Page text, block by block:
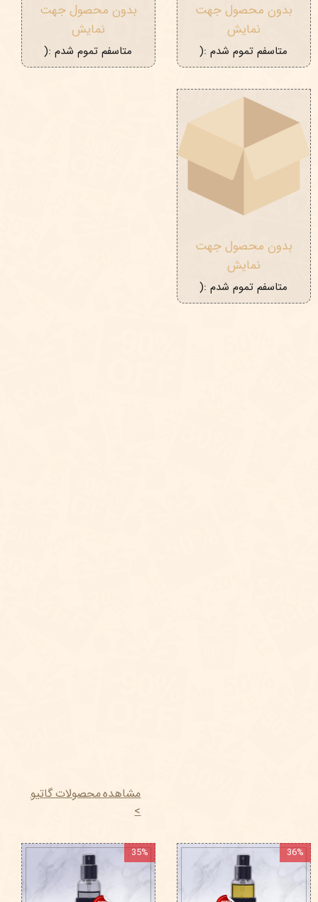
بدون محصول جهت
نمایش
متاسفم تموم شدم :(
بدون محصول جهت
نمایش
متاسفم تموم شدم :(
بدون محصول جهت
نمایش
متاسفم تموم شدم :(
مشاهده محصولات گاتیو
>
36%
35%